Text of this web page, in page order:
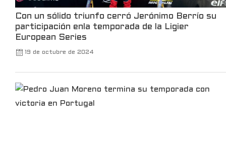
@robinhoodapp 3 Mar
all the announcements made at Robinhood
Con un sólido triunfo cerró Jerónimo Berrío su
participación enla temporada de la Ligier
European Series
19 de octubre de 2024